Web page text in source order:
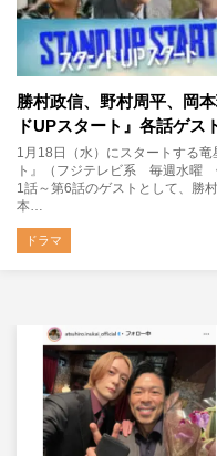
勝村政信、野村周平、岡
ドUPスタート』各話ゲス
1月18日（水）にスタートする
ト』（フジテレビ系 毎週水
1話～第6話のゲストとして、勝
本…
ドラマ